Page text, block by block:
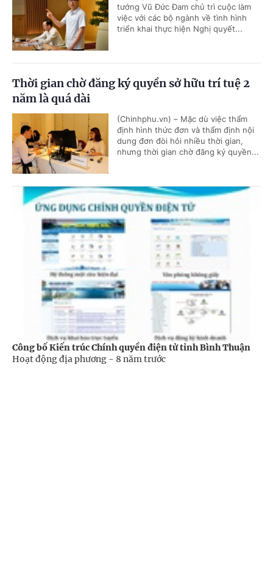
tướng Vũ Đức Đam chủ trì cuộc làm
việc với các bộ ngành về tình hình
triển khai thực hiện Nghị quyết...
Thời gian chờ đăng ký quyền sở hữu trí tuệ 2
năm là quá dài
(Chinhphu.vn) – Mặc dù việc thẩm
định hình thức đơn và thẩm định nội
dung đơn đòi hỏi nhiều thời gian,
nhưng thời gian chờ đăng ký quyền...
Công bố Kiến trúc Chính quyền điện tử tỉnh Bình Thuận
Hoạt động địa phương - 8 năm trước